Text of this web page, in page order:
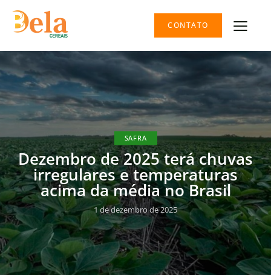
CONTATO
SAFRA
Dezembro de 2025 terá chuvas
irregulares e temperaturas
acima da média no Brasil
1 de dezembro de 2025